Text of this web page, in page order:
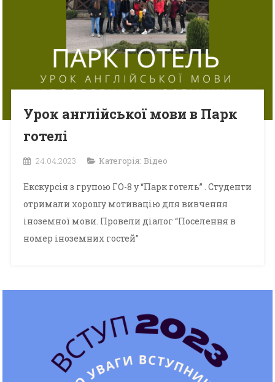
Урок англійської мови в Парк
готелі
24.04.2023 Категорія: Відео
Екскурсія з групою ГО-8 у “Парк готель” . Студенти
отримали хорошу мотивацію для вивчення
іноземної мови. Провели діалог “Поселення в
номер іноземних гостей”